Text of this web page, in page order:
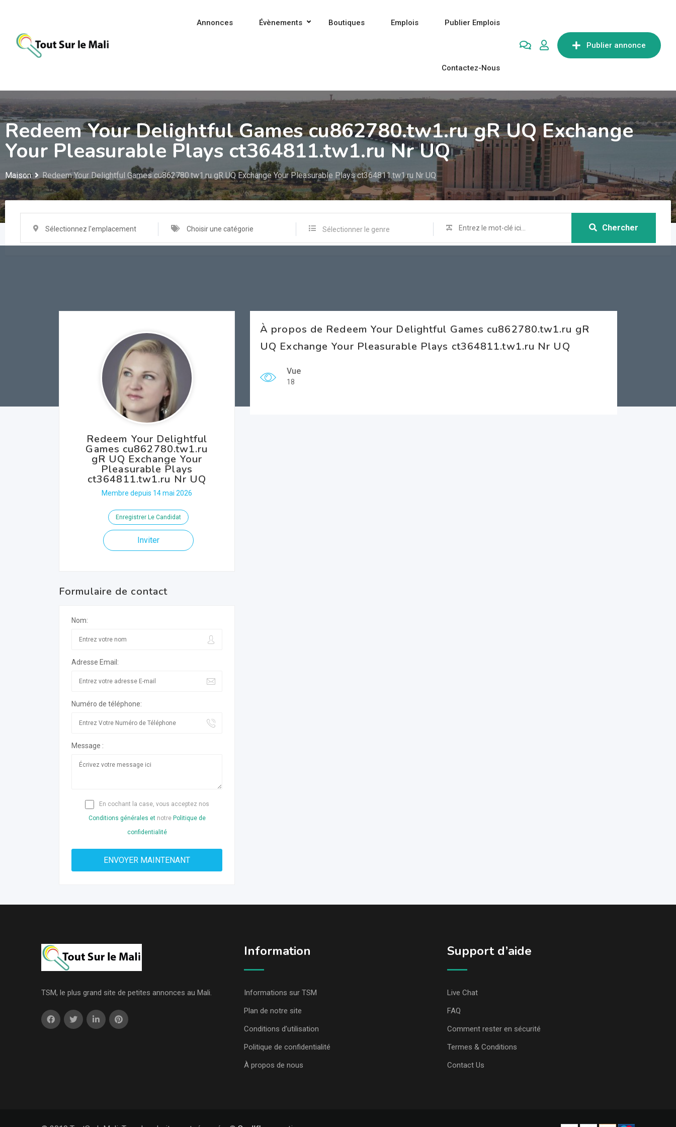
contenu
Publier annonce
Annonces Évènements Boutiques Emplois Publier Emplois
Contactez-Nous
Redeem Your Delightful Games cu862780.tw1.ru gR UQ Exchange
Your Pleasurable Plays ct364811.tw1.ru Nr UQ
Maison Redeem Your Delightful Games cu862780.tw1.ru gR UQ Exchange Your Pleasurable Plays ct364811.tw1.ru Nr UQ
Sélectionnez l'emplacement Choisir une catégorie Sélectionner le genre Chercher
Redeem Your Delightful
Games cu862780.tw1.ru
gR UQ Exchange Your
Pleasurable Plays
ct364811.tw1.ru Nr UQ
Membre depuis 14 mai 2026
Enregistrer Le Candidat
Inviter
Formulaire de contact
Nom:
Adresse Email:
Numéro de téléphone:
Message :
En cochant la case, vous acceptez nos
Conditions générales etnotre Politique de
confidentialité
À propos de Redeem Your Delightful Games cu862780.tw1.ru gR
UQ Exchange Your Pleasurable Plays ct364811.tw1.ru Nr UQ
Vue
18
TSM, le plus grand site de petites annonces au Mali.
Information
Informations sur TSM
Plan de notre site
Conditions d’utilisation
Politique de confidentialité
À propos de nous
Support d’aide
Live Chat
FAQ
Comment rester en sécurité
Termes & Conditions
Contact Us